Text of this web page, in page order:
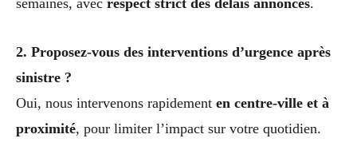
semaines, avec respect strict des délais annoncés.
2. Proposez-vous des interventions d’urgence après
sinistre ?
Oui, nous intervenons rapidement en centre-ville et à
proximité, pour limiter l’impact sur votre quotidien.